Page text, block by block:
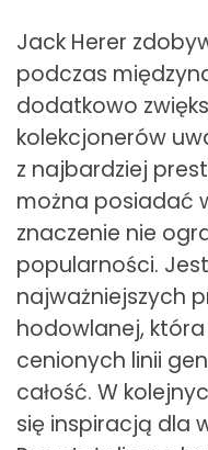
Jack Herer
podczas
dodatkowo
kolekcjonerów
z najbardziej
można posiadać
znaczenie nie
popularności.
najważniejszych
hodowlanej, która
cenionych linii
całość. W
się inspiracją dla